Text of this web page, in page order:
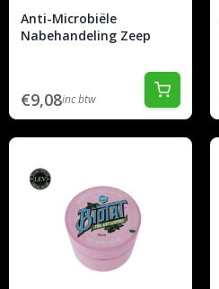
Anti-Microbiële
Nabehandeling Zeep
€9,08inc btw